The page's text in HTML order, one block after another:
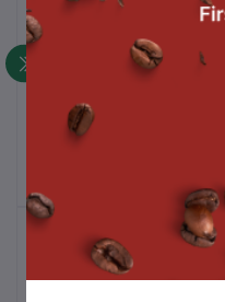
ชิฟฟ่อนมะพร้าวลาวา (แช่
สินค้าขายดี